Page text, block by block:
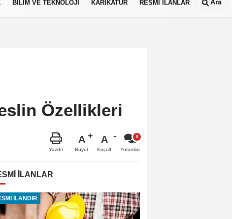
BİLİM VE TEKNOLOJİ KARİKATÜR RESMİ İLANLAR Ara
Özellikleri
Yazdır
A
Büyüt
A
Küçült Yorumlar
İLANLAR
İLANDIR